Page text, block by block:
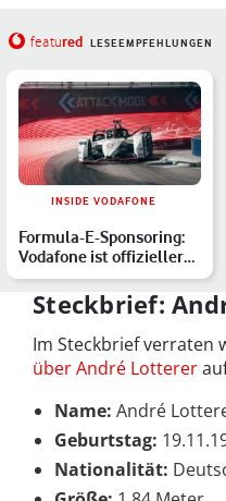
featured LESEEMPFEHLUNGEN
INSIDE VODAFONE
Formula-E-Sponsoring:
Vodafone ist offizieller
Kommunikationspart…
Steckbrief:
Im Steckbrief verraten
über André Lotterer
Name: André
Geburtstag:
Nationalität: